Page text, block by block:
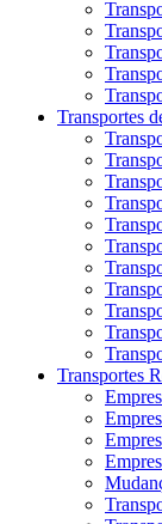
Transportes
Transportes